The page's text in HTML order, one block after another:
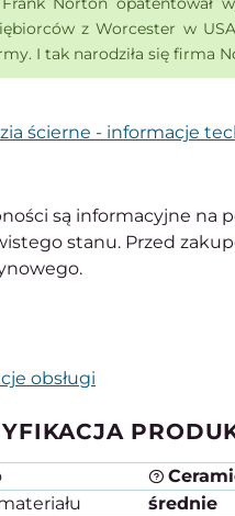
z Worcester w
I tak narodziła się firma
ścierne - informacje
są informacyjne na
stanu. Przed
obsługi
średnie